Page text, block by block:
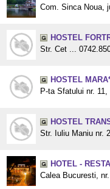
Com. Sinca Noua,
HOSTEL
Str. Cet ...
HOSTEL
P-ta Sfatului nr.
HOSTEL
Str. Iuliu Maniu nr.
HOTEL -
Calea Bucuresti,